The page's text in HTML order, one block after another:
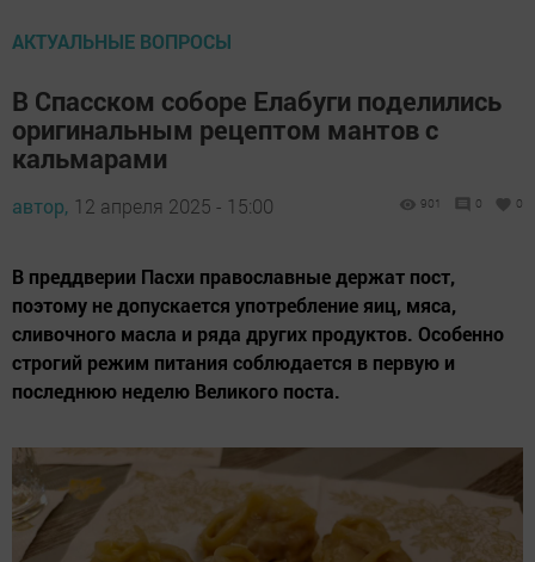
АКТУАЛЬНЫЕ ВОПРОСЫ
В Спасском соборе Елабуги поделились
оригинальным рецептом мантов с
кальмарами
автор, 12 апреля 2025 - 15:00 901 0 0
В преддверии Пасхи православные держат пост,
поэтому не допускается употребление яиц, мяса,
сливочного масла и ряда других продуктов. Особенно
строгий режим питания соблюдается в первую и
последнюю неделю Великого поста.